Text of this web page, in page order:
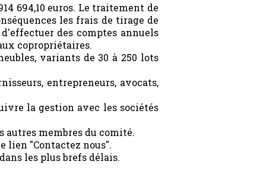
694,10 euros. Le traitement de
les frais de tirage de
des comptes annuels
copropriétaires.
variants de 30 à 250 lots
entrepreneurs, avocats,
la gestion avec les sociétés
autres membres du comité.
lien "Contactez nous".
les plus brefs délais.